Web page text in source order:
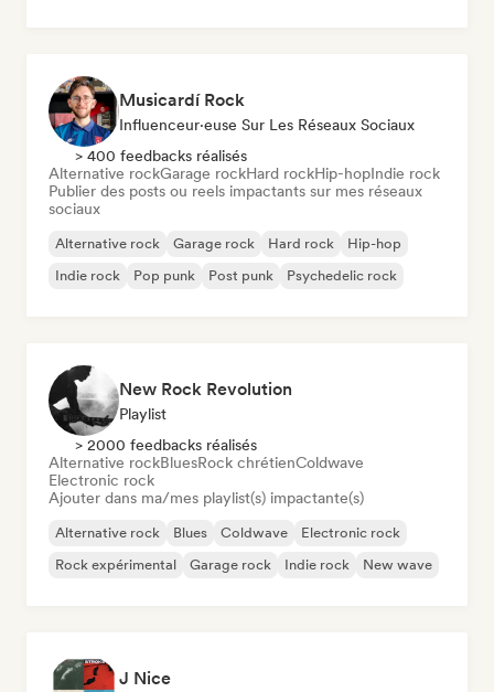
Musicardí Rock
Influenceur·euse Sur Les Réseaux Sociaux
> 400 feedbacks réalisés
Alternative rockGarage rockHard rockHip-hopIndie rock
Publier des posts ou reels impactants sur mes réseaux
sociaux
Alternative rock Garage rock Hard rock
Hip-hop
Indie rock
Pop punk Post punk Psychedelic rock
New Rock Revolution
Playlist
> 2000 feedbacks réalisés
Alternative rockBluesRock chrétienColdwave
Electronic rock
Ajouter dans ma/mes playlist(s) impactante(s)
Alternative rock Blues Coldwave
Electronic rock
Rock expérimental
Garage rock Indie rock New wave
J Nice